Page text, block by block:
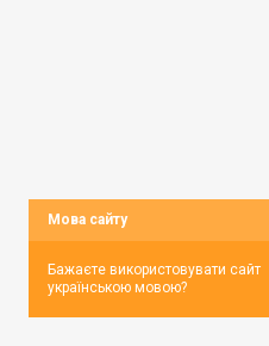
Мова сайту
Бажаєте використовувати сайт
українською мовою?